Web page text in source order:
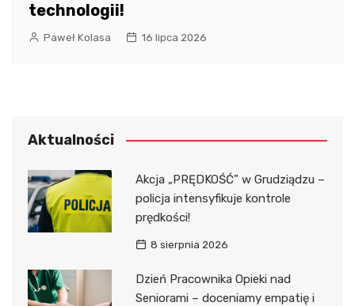
technologii!
Paweł Kolasa 16 lipca 2026
Aktualności
Akcja „PRĘDKOŚĆ” w Grudziądzu –
policja intensyfikuje kontrole
prędkości!
8 sierpnia 2026
Dzień Pracownika Opieki nad
Seniorami – doceniamy empatię i